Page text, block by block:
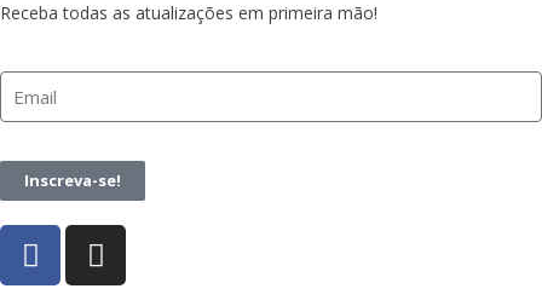
Receba todas as atualizações em primeira mão!
Inscreva-se!